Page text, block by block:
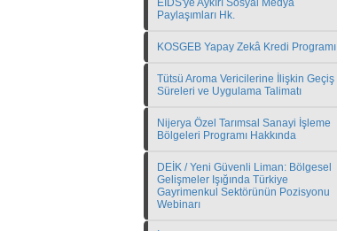
EİDS'ye Aykırı Sosyal Medya
Paylaşımları Hk.
KOSGEB Yapay Zekâ Kredi Programı
Tütsü Aroma Vericilerine İlişkin Geçiş
Süreleri ve Uygulama Talimatı
Nijerya Özel Tarımsal Sanayi İşleme
Bölgeleri Programı Hakkında
DEİK / Yeni Güvenli Liman: Bölgesel
Gelişmeler Işığında Türkiye
Gayrimenkul Sektörünün Pozisyonu
Webinarı